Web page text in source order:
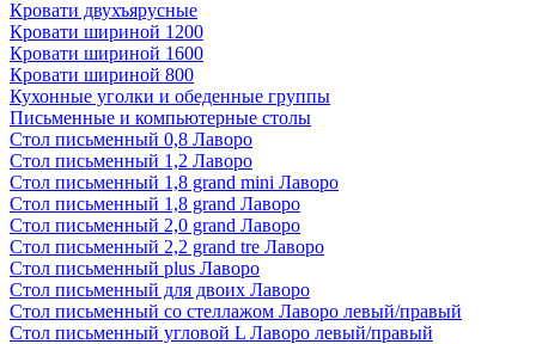
Кровати двухъярусные
Кровати шириной 1200
Кровати шириной 1600
Кровати шириной 800
Кухонные уголки и обеденные группы
Письменные и компьютерные столы
Стол письменный 0,8 Лаворо
Стол письменный 1,2 Лаворо
Стол письменный 1,8 grand mini Лаворо
Стол письменный 1,8 grand Лаворо
Стол письменный 2,0 grand Лаворо
Стол письменный 2,2 grand tre Лаворо
Стол письменный plus Лаворо
Стол письменный для двоих Лаворо
Стол письменный со стеллажом Лаворо левый/правый
Стол письменный угловой L Лаворо левый/правый